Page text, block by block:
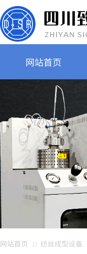
网站首页
网站首页 ∷ 纺丝成型设备